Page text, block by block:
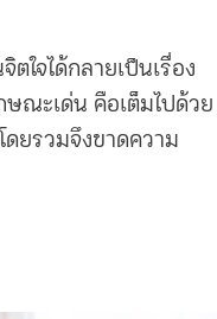
จได้กลายเป็นเรื่อง
ษณะเด่น คือเต็มไปด้วย
ยรวมจึงขาดความ